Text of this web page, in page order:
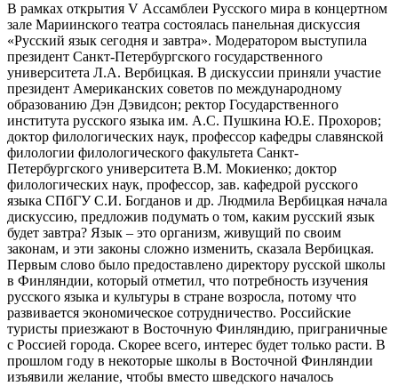
В рамках открытия V Ассамблеи Русского мира в концертном
зале Мариинского театра состоялась панельная дискуссия
«Русский язык сегодня и завтра». Модератором выступила
президент Санкт-Петербургского государственного
университета Л.А. Вербицкая. В дискуссии приняли участие
президент Американских советов по международному
образованию Дэн Дэвидсон; ректор Государственного
института русского языка им. А.С. Пушкина Ю.Е. Прохоров;
доктор филологических наук, профессор кафедры славянской
филологии филологического факультета Санкт-
Петербургского университета В.М. Мокиенко; доктор
филологических наук, профессор, зав. кафедрой русского
языка СПбГУ С.И. Богданов и др. Людмила Вербицкая начала
дискуссию, предложив подумать о том, каким русский язык
будет завтра? Язык – это организм, живущий по своим
законам, и эти законы сложно изменить, сказала Вербицкая.
Первым слово было предоставлено директору русской школы
в Финляндии, который отметил, что потребность изучения
русского языка и культуры в стране возросла, потому что
развивается экономическое сотрудничество. Российские
туристы приезжают в Восточную Финляндию, приграничные
с Россией города. Скорее всего, интерес будет только расти. В
прошлом году в некоторые школы в Восточной Финляндии
изъявили желание, чтобы вместо шведского началось